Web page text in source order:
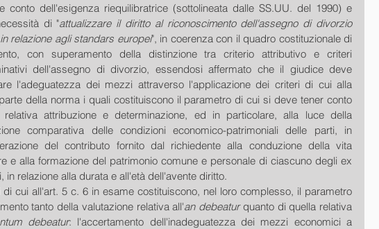
conto dell'esigenza riequilibratrice (sottolineata dalle SS.UU. del 1990) e
di "attualizzare il diritto al riconoscimento dell'assegno di divorzio
relazione agli standars europei", in coerenza con il quadro costituzionale di
con superamento della distinzione tra criterio attributivo e criteri
dell'assegno di divorzio, essendosi affermato che il giudice deve
l'adeguatezza dei mezzi attraverso l'applicazione dei criteri di cui alla
della norma i quali costituiscono il parametro di cui si deve tener conto
attribuzione e determinazione, ed in particolare, alla luce della
comparativa delle condizioni economico-patrimoniali delle parti, in
del contributo fornito dal richiedente alla conduzione della vita
e alla formazione del patrimonio comune e personale di ciascuno degli ex
in relazione alla durata e all'età dell'avente diritto.
di cui all'art. 5 c. 6 in esame costituiscono, nel loro complesso, il parametro
tanto della valutazione relativa all'an debeatur quanto di quella relativa
debeatur: l'accertamento dell'inadeguatezza dei mezzi economici a